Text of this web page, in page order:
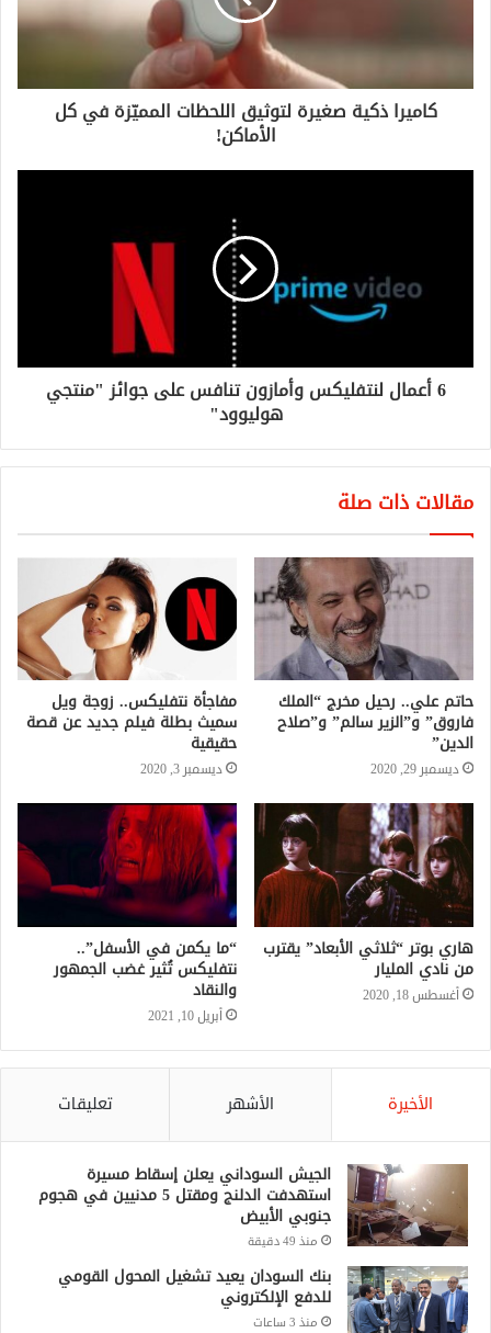
كاميرا ذكية صغيرة لتوثيق اللحظات المميّزة في كل
الأماكن!
6 أعمال لنتفليكس وأمازون تنافس على جوائز "منتجي
هوليوود"
مقالات ذات صلة
حاتم علي.. رحيل مخرج “الملك
فاروق” و”الزير سالم” و”صلاح
الدين”
ديسمبر 29, 2020
مفاجأة نتفليكس.. زوجة ويل
سميث بطلة فيلم جديد عن قصة
حقيقية
ديسمبر 3, 2020
هاري بوتر “ثلاثي الأبعاد” يقترب
من نادي المليار
أغسطس 18, 2020
“ما يكمن في الأسفل”..
نتفليكس تُثير غضب الجمهور
والنقاد
أبريل 10, 2021
الأخيرة الأشهر تعليقات
الجيش السوداني يعلن إسقاط مسيرة
استهدفت الدلنج ومقتل 5 مدنيين في هجوم
جنوبي الأبيض
منذ 49 دقيقة
بنك السودان يعيد تشغيل المحول القومي
للدفع الإلكتروني
منذ 3 ساعات